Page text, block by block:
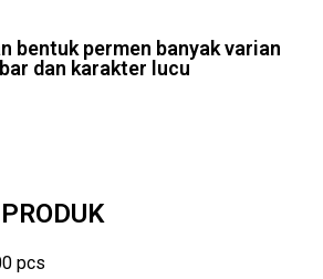
bentuk permen banyak varian
dan karakter lucu
pcs